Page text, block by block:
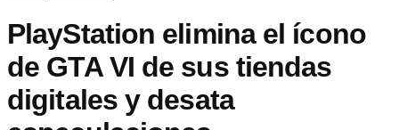
PlayStation elimina el ícono
de GTA VI de sus tiendas
digitales y desata